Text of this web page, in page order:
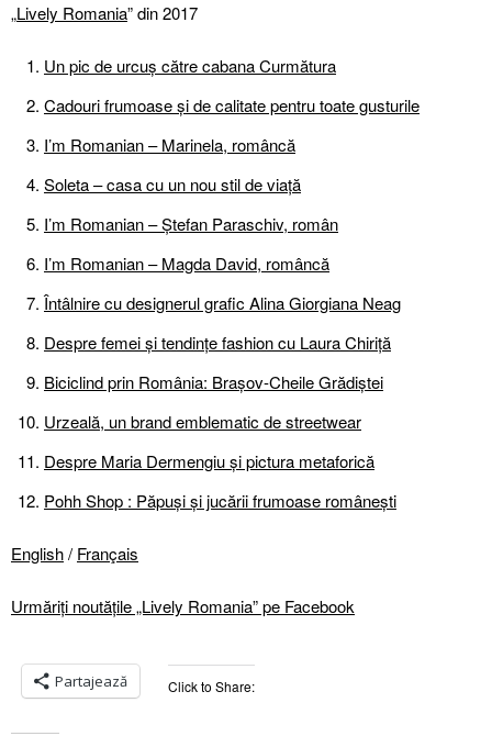
„Lively Romania” din 2017
Un pic de urcuș către cabana Curmătura
Cadouri frumoase și de calitate pentru toate gusturile
I’m Romanian – Marinela, româncă
Soleta – casa cu un nou stil de viaţă
I’m Romanian – Ștefan Paraschiv, român
I’m Romanian – Magda David, româncă
Întâlnire cu designerul grafic Alina Giorgiana Neag
Despre femei şi tendințe fashion cu Laura Chiriță
Biciclind prin România: Brașov-Cheile Grădiștei
Urzeală, un brand emblematic de streetwear
Despre Maria Dermengiu şi pictura metaforică
Pohh Shop : Păpuşi şi jucării frumoase româneşti
English/Français
Urmăriți noutățile „Lively Romania” pe Facebook
Click to Share:
Partajează